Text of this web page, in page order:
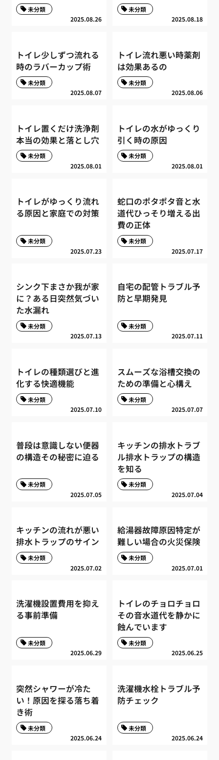
2025.08.26
未分類
2025.08.18
未分類
トイレ少しずつ流れる
時のラバーカップ術
2025.08.07
未分類
トイレ流れ悪い時薬剤
は効果あるの
2025.08.06
未分類
トイレ置くだけ洗浄剤
本当の効果と落とし穴
2025.08.01
未分類
トイレの水がゆっくり
引く時の原因
2025.08.01
未分類
トイレがゆっくり流れ
る原因と家庭での対策
2025.07.23
未分類
蛇口のポタポタ音と水
道代ひっそり増える出
費の正体
2025.07.17
未分類
シンク下まさか我が家
に？ある日突然気づい
た水漏れ
2025.07.13
未分類
自宅の配管トラブル予
防と早期発見
2025.07.11
未分類
トイレの種類選びと進
化する快適機能
2025.07.10
未分類
スムーズな浴槽交換の
ための準備と心構え
2025.07.07
未分類
普段は意識しない便器
の構造その秘密に迫る
2025.07.05
未分類
キッチンの排水トラブ
ル排水トラップの構造
を知る
2025.07.04
未分類
キッチンの流れが悪い
排水トラップのサイン
2025.07.02
未分類
給湯器故障原因特定が
難しい場合の火災保険
2025.07.01
未分類
洗濯機設置費用を抑え
る事前準備
2025.06.29
未分類
トイレのチョロチョロ
その音水道代を静かに
蝕んでいます
2025.06.25
未分類
突然シャワーが冷た
い！原因を探る落ち着
き術
2025.06.24
未分類
洗濯機水栓トラブル予
防チェック
2025.06.24
未分類